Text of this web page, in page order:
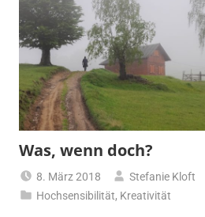
Was, wenn doch?
8. März 2018
Stefanie Kloft
Hochsensibilität, Kreativität